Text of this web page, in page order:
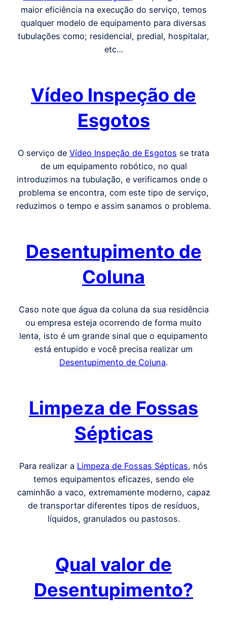
maior eficiência na execução do serviço, temos
qualquer modelo de equipamento para diversas
tubulações como; residencial, predial, hospitalar,
etc…
Vídeo Inspeção de
Esgotos
O serviço de Vídeo Inspeção de Esgotos se trata
de um equipamento robótico, no qual
introduzimos na tubulação, e verificamos onde o
problema se encontra, com este tipo de serviço,
reduzimos o tempo e assim sanamos o problema.
Desentupimento de
Coluna
Caso note que água da coluna da sua residência
ou empresa esteja ocorrendo de forma muito
lenta, isto é um grande sinal que o equipamento
está entupido e você precisa realizar um
Desentupimento de Coluna.
Limpeza de Fossas
Sépticas
Para realizar a Limpeza de Fossas Sépticas, nós
temos equipamentos eficazes, sendo ele
caminhão a vaco, extremamente moderno, capaz
de transportar diferentes tipos de resíduos,
líquidos, granulados ou pastosos.
Qual valor de
Desentupimento?